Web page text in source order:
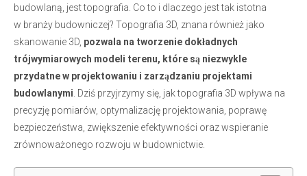
budowlaną, jest topografia. Co to i dlaczego jest tak istotna
w branży budowniczej? Topografia 3D, znana również jako
skanowanie 3D, pozwala na tworzenie dokładnych
trójwymiarowych modeli terenu, które są niezwykle
przydatne w projektowaniu i zarządzaniu projektami
budowlanymi . Dziś przyjrzymy się, jak topografia 3D wpływa na
precyzję pomiarów, optymalizację projektowania, poprawę
bezpieczeństwa, zwiększenie efektywności oraz wspieranie
zrównoważonego rozwoju w budownictwie.